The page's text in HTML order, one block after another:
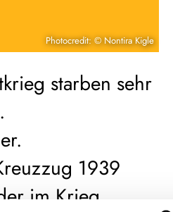
Photocredit: © Nontira Kigle
starben sehr
1939
im Krieg.